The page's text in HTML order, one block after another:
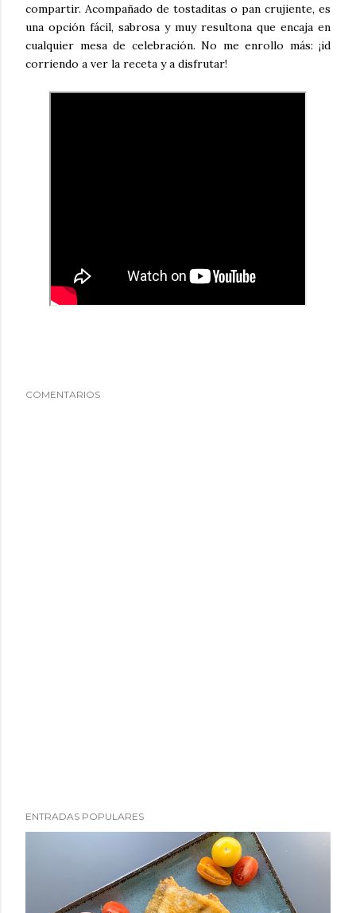
compartir. Acompañado de tostaditas o pan crujiente, es
una opción fácil, sabrosa y muy resultona que encaja en
cualquier mesa de celebración. No me enrollo más: ¡id
corriendo a ver la receta y a disfrutar!
COMENTARIOS
ENTRADAS POPULARES